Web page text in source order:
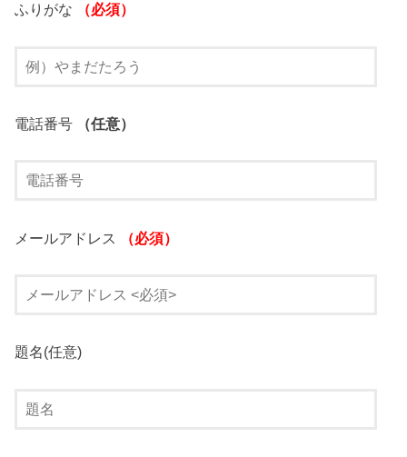
ふりがな （必須）
電話番号 （任意）
メールアドレス （必須）
題名(任意)